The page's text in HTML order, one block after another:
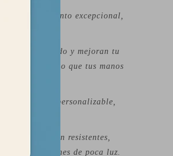
un rendimiento excepcional,
ajuste cómodo y mejoran tu
asegurando que tus manos
seguro y personalizable,
guantes son resistentes,
en condiciones de poca luz.